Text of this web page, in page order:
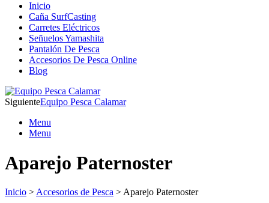
Inicio
Caña SurfCasting
Carretes Eléctricos
Señuelos Yamashita
Pantalón De Pesca
Accesorios De Pesca Online
Blog
SiguienteEquipo Pesca Calamar
Menu
Menu
Aparejo Paternoster
Inicio > Accesorios de Pesca > Aparejo Paternoster